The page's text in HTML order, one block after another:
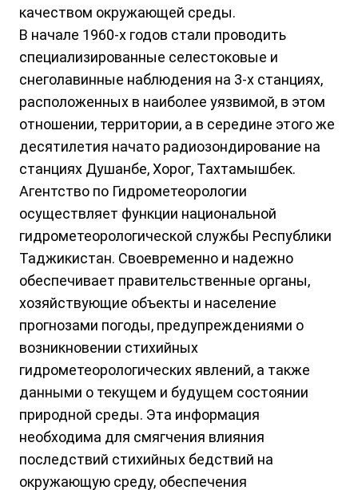
качеством окружающей среды.
В начале 1960-х годов стали проводить
специализированные селестоковые и
снеголавинные наблюдения на 3-х станциях,
расположенных в наиболее уязвимой, в этом
отношении, территории, а в середине этого же
десятилетия начато радиозондирование на
станциях Душанбе, Хорог, Тахтамышбек.
Агентство по Гидрометеорологии
осуществляет функции национальной
гидрометеорологической службы Республики
Таджикистан. Своевременно и надежно
обеспечивает правительственные органы,
хозяйствующие объекты и население
прогнозами погоды, предупреждениями о
возникновении стихийных
гидрометеорологических явлений, а также
данными о текущем и будущем состоянии
природной среды. Эта информация
необходима для смягчения влияния
последствий стихийных бедствий на
окружающую среду, обеспечения